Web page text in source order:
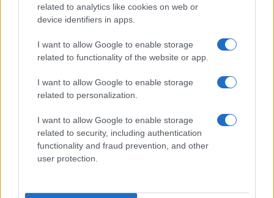
related to analytics like cookies on web or
device identifiers in apps.
I want to allow Google to enable storage
related to functionality of the website or app.
I want to allow Google to enable storage
related to personalization.
I want to allow Google to enable storage
related to security, including authentication
functionality and fraud prevention, and other
user protection.
Sanità sarda e transizione verde: tra case della